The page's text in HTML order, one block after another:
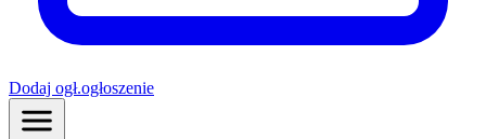
Dodaj ogł.ogłoszenie